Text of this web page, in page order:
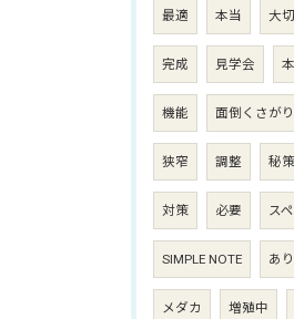
最適 本当 大切
完成 見学会
機能 面倒くさが
狭窄 調整 秘策
対策 必要 ス
SIMPLE NOTE あ
メダカ 増殖中